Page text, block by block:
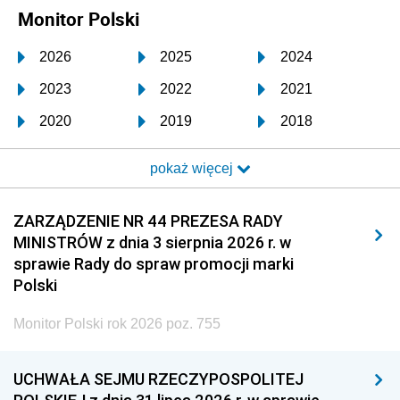
Monitor Polski
2026 2025 2024
2023 2022 2021
2020 2019 2018
2017 2016 2015
2014 2013 2012
2011 2010 2009
2008 2007 2006
2005
1996 1995 1994
pokaż więcej
ZARZĄDZENIE NR 44 PREZESA RADY
MINISTRÓW z dnia 3 sierpnia 2026 r. w
sprawie Rady do spraw promocji marki
Polski
Monitor Polski rok 2026 poz. 755
UCHWAŁA SEJMU RZECZYPOSPOLITEJ